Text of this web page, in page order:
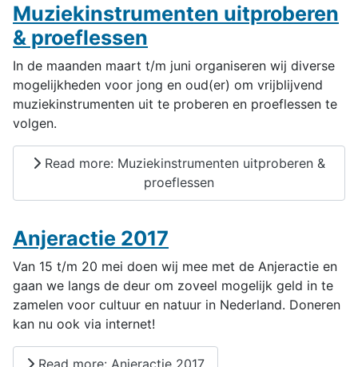
Muziekinstrumenten uitproberen
& proeflessen
In de maanden maart t/m juni organiseren wij diverse
mogelijkheden voor jong en oud(er) om vrijblijvend
muziekinstrumenten uit te proberen en proeflessen te
volgen.
Read more: Muziekinstrumenten uitproberen &
proeflessen
Anjeractie 2017
Van 15 t/m 20 mei doen wij mee met de Anjeractie en
gaan we langs de deur om zoveel mogelijk geld in te
zamelen voor cultuur en natuur in Nederland. Doneren
kan nu ook via internet!